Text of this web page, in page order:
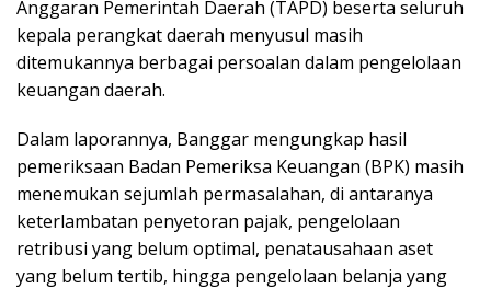
Anggaran Pemerintah Daerah (TAPD) beserta seluruh
kepala perangkat daerah menyusul masih
ditemukannya berbagai persoalan dalam pengelolaan
keuangan daerah.
Dalam laporannya, Banggar mengungkap hasil
pemeriksaan Badan Pemeriksa Keuangan (BPK) masih
menemukan sejumlah permasalahan, di antaranya
keterlambatan penyetoran pajak, pengelolaan
retribusi yang belum optimal, penatausahaan aset
yang belum tertib, hingga pengelolaan belanja yang